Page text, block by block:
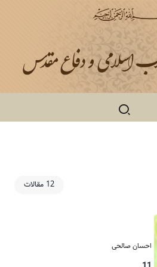
12 مقالات
احسان صالحی